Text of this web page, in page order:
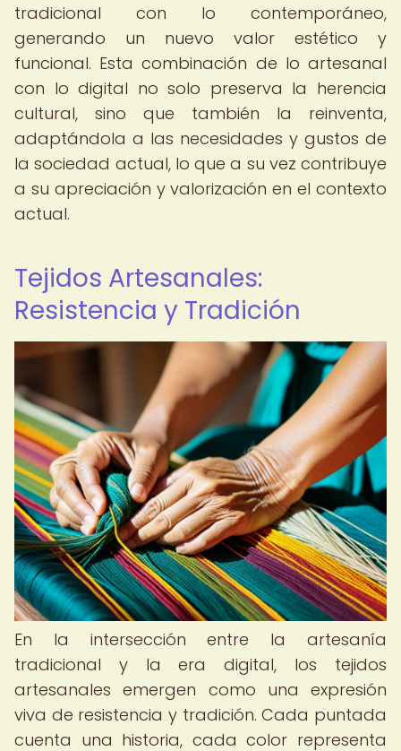
tradicional con lo contemporáneo,
generando un nuevo valor estético y
funcional. Esta combinación de lo artesanal
con lo digital no solo preserva la herencia
cultural, sino que también la reinventa,
adaptándola a las necesidades y gustos de
la sociedad actual, lo que a su vez contribuye
a su apreciación y valorización en el contexto
actual.
Tejidos Artesanales:
Resistencia y Tradición
En la intersección entre la artesanía
tradicional y la era digital, los tejidos
artesanales emergen como una expresión
viva de resistencia y tradición. Cada puntada
cuenta una historia, cada color representa